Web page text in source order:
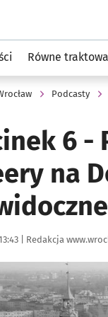
Równe
Podcasty
6 -
na
| Autor:
Redakcja
powiększyć